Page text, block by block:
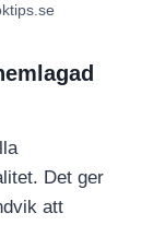
Det ger
att